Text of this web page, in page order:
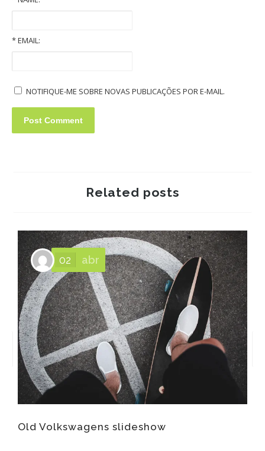
*EMAIL:
NOTIFIQUE-ME SOBRE NOVAS PUBLICAÇÕES POR E-MAIL.
Related posts
Old Volkswagens slideshow
02 abr